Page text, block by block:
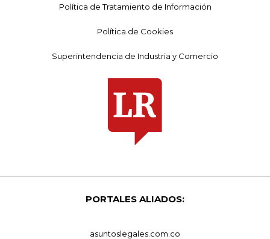
Política de Tratamiento de Información
Política de Cookies
Superintendencia de Industria y Comercio
PORTALES ALIADOS:
asuntoslegales.com.co